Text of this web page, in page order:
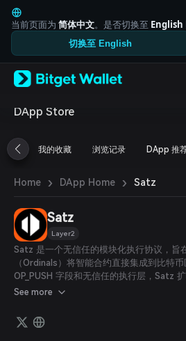
English
日本語
Tiếng Việt
Русский
Español (Latinoamérica)
Türkçe
Français
简体中文
繁體中文
Bahasa Indonesia
ภาษาไทย
العربية
हिन्दी
বাংলা
Español
Português (Brasil)
Español (Argentina)
当前页面为 简体中文。是否切换至 English
切换至 English
DApp Store
我的收藏 浏览记录 DApp 推
Home › DApp Home › Satz
Satz
Layer2
Satz 是一个无信任的模块化执行协议，旨
（Ordinals）将智能合约直接集成到比特
OP_PUSH 字段和无信任的执行层，Satz
功能，使其能够在链上直接支持复杂的智能
See more